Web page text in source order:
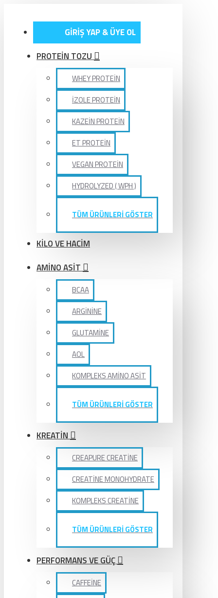
GİRİŞ YAP & ÜYE OL
PROTEİN TOZU
WHEY PROTEİN
İZOLE PROTEİN
KAZEİN PROTEİN
ET PROTEİN
VEGAN PROTEİN
HYDROLYZED ( WPH )
TÜM ÜRÜNLERİ GÖSTER
KİLO VE HACİM
AMİNO ASİT
BCAA
ARGİNİNE
GLUTAMİNE
AOL
KOMPLEKS AMİNO ASİT
TÜM ÜRÜNLERİ GÖSTER
KREATİN
CREAPURE CREATİNE
CREATİNE MONOHYDRATE
KOMPLEKS CREATİNE
TÜM ÜRÜNLERİ GÖSTER
PERFORMANS VE GÜÇ
CAFFEİNE